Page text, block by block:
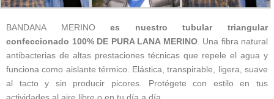
BANDANA MERINOes nuestro tubular triangular
confeccionado 100% DE PURA LANA MERINO. Una fibra natural
antibacterias de altas prestaciones técnicas que repele el agua y
funciona como aislante térmico. Elástica, transpirable, ligera, suave
al tacto y sin producir picores. Protégete con estilo en tus